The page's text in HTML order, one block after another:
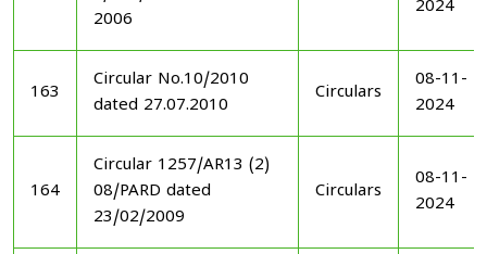
2006
2024
163
Circular No.10/2010
dated 27.07.2010
Circulars
08-11-
2024
164
Circular 1257/AR13 (2)
08/PARD dated
23/02/2009
Circulars
08-11-
2024